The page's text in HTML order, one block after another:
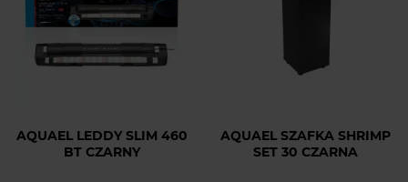
AQUAEL LEDDY SLIM 460
BT CZARNY
AQUAEL SZAFKA SHRIMP
SET 30 CZARNA